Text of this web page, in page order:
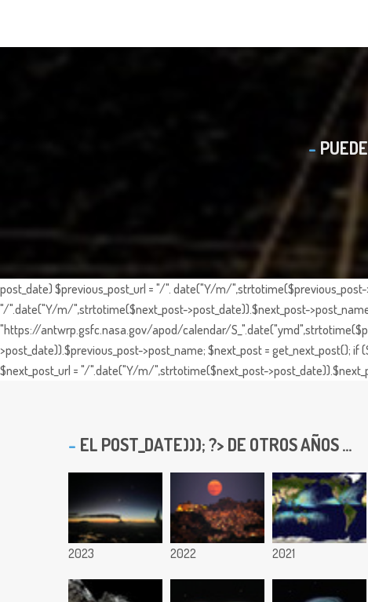
post_date) $previous_post_url = "/". date("Y/m/
"/".date("Y/m/",strtotime($next_post->post_date)).$next_post-
"https://antwrp.gsfc.nasa.gov/apod/calendar/
>post_date)).$previous_post->post_name; $next_post =
$next_post_url = "/".date("Y/m/",strtotime($next_post-
EL POST_DATE))); ?> DE OTROS AÑOS ...
2023 2022 2021